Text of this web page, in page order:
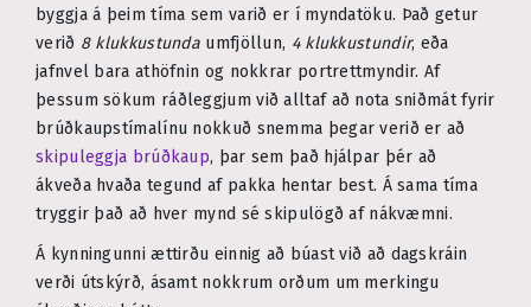
byggja á þeim tíma sem varið er í myndatöku. Það getur
verið 8 klukkustunda umfjöllun, 4 klukkustundir, eða
jafnvel bara athöfnin og nokkrar portrettmyndir. Af
þessum sökum ráðleggjum við alltaf að nota sniðmát fyrir
brúðkaupstímalínu nokkuð snemma þegar verið er að
skipuleggja brúðkaup, þar sem það hjálpar þér að
ákveða hvaða tegund af pakka hentar best. Á sama tíma
tryggir það að hver mynd sé skipulögð af nákvæmni.
Á kynningunni ættirðu einnig að búast við að dagskráin
verði útskýrð, ásamt nokkrum orðum um merkingu